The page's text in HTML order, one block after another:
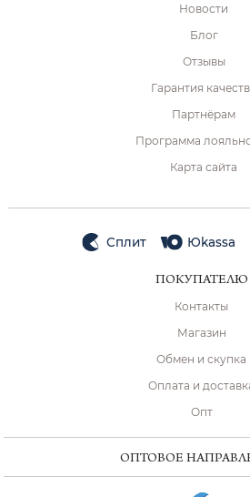
Новости
Блог
Отзывы
Гарантия
Партнёрам
Программа
Карта сайта
Сплит Юkassa
ПОКУПАТЕЛЮ
Контакты
Магазин
Обмен и скупка
Оплата и
Опт
ОПТОВОЕ